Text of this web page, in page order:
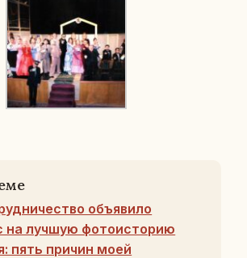
объявило
на лучшую фотоисторию
пять причин моей